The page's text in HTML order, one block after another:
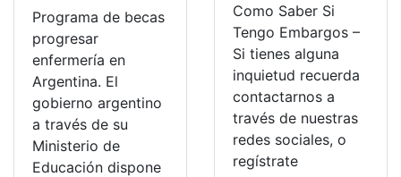
Programa de becas
progresar
enfermería en
Argentina. El
gobierno argentino
a través de su
Ministerio de
Educación dispone
Como Saber Si
Tengo Embargos –
Si tienes alguna
inquietud recuerda
contactarnos a
través de nuestras
redes sociales, o
regístrate